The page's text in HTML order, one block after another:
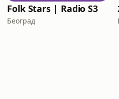
Folk Stars | Radio S3
Београд